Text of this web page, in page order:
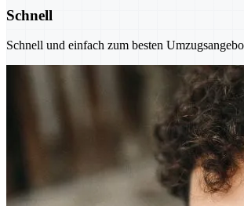
Schnell
Schnell und einfach zum besten